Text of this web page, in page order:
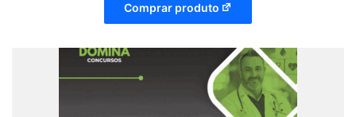
Comprar produto